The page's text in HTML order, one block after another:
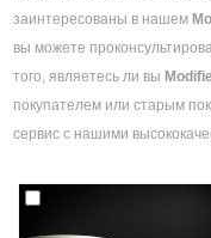
заинтересованы в нашем
вы можете
того, являетесь ли вы
покупателем или старым
сервис с нашими